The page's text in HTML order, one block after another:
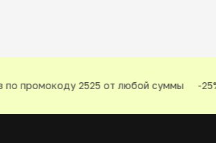
промокоду 2525 от любой суммы -